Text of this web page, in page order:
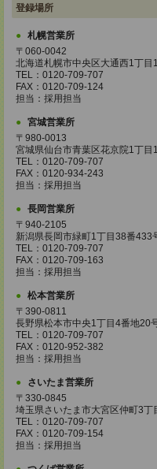
登録場所
札幌営業所
〒060-0042
北海道札幌市中央区大通西1丁
TEL：0120-709-707
FAX：0120-709-124
担当：採用担当
宮城営業所
〒980-0013
宮城県仙台市青葉区花京院1丁
TEL：0120-709-707
FAX：0120-934-243
担当：採用担当
長岡営業所
〒940-2105
新潟県長岡市緑町1丁目38番
TEL：0120-709-707
FAX：0120-709-163
担当：採用担当
松本営業所
〒390-0811
長野県松本市中央1丁目4番地
TEL：0120-709-707
FAX：0120-952-382
担当：採用担当
さいたま営業所
〒330-0845
埼玉県さいたま市大宮区仲町3
TEL：0120-709-707
FAX：0120-709-154
担当：採用担当